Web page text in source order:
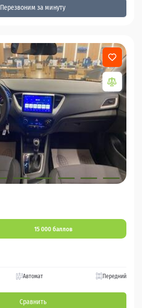
Перезвоним за минуту
15 000 баллов
Автомат Передний
Сравнить